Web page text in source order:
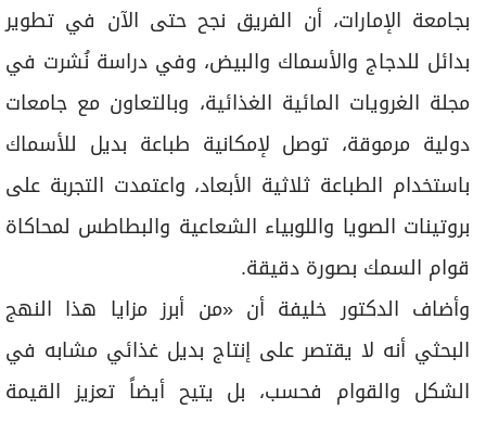
بجامعة الإمارات، أن الفريق نجح حتى الآن في تطوير
بدائل للدجاج والأسماك والبيض، وفي دراسة نُشرت في
مجلة الغرويات المائية الغذائية، وبالتعاون مع جامعات
دولية مرموقة، توصل لإمكانية طباعة بديل للأسماك
باستخدام الطباعة ثلاثية الأبعاد، واعتمدت التجربة على
بروتينات الصويا واللوبياء الشعاعية والبطاطس لمحاكاة
قوام السمك بصورة دقيقة.
وأضاف الدكتور خليفة أن «من أبرز مزايا هذا النهج
البحثي أنه لا يقتصر على إنتاج بديل غذائي مشابه في
الشكل والقوام فحسب، بل يتيح أيضاً تعزيز القيمة